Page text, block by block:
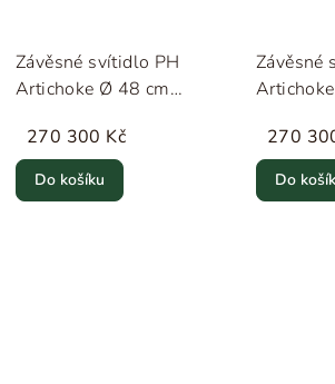
Závěsné svítidlo PH
Artichoke Ø 48 cm
Poulsen
270 300 Kč
Do košíku
Závěsné
270
Do